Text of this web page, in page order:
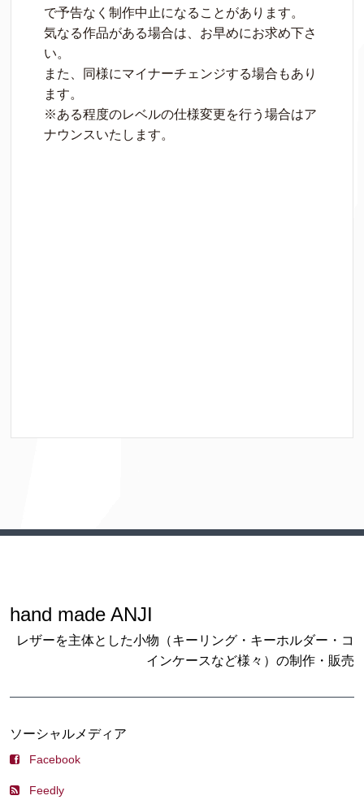
で予告なく制作中止になることがあります。
気なる作品がある場合は、お早めにお求め下さ
い。
また、同様にマイナーチェンジする場合もあり
ます。
※ある程度のレベルの仕様変更を行う場合はア
ナウンスいたします。
hand made ANJI
レザーを主体とした小物（キーリング・キーホルダー・コ
インケースなど様々）の制作・販売
ソーシャルメディア
Facebook
Feedly